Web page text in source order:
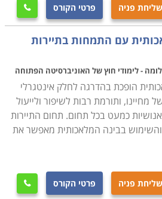
שליחת פניה פרטי הקורס 
עם התמחות בתיירות
- לימודי חוץ של האוניברסיטה הפתוחה
הופכת בהדרגה לחלק אינטגרלי
מחיינו, ותורמת רבות לשיפור ולייעול
כמעט בכל תחום. תחום התיירות
והשימוש בבינה המלאכותית מאפשר את
שליחת פניה פרטי הקורס 